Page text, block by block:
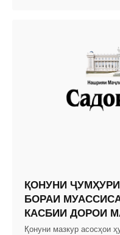
ҚОНУНИ
БОРАИ
КАСБИИ ДОРОИ
Қонуни мазкур асосҳои